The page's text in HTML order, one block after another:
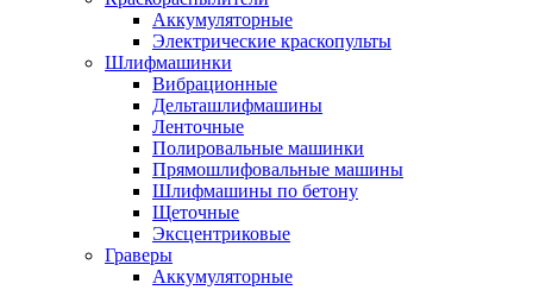
Аккумуляторные
Электрические краскопульты
Шлифмашинки
Вибрационные
Дельташлифмашины
Ленточные
Полировальные машинки
Прямошлифовальные машины
Шлифмашины по бетону
Щеточные
Эксцентриковые
Граверы
Аккумуляторные